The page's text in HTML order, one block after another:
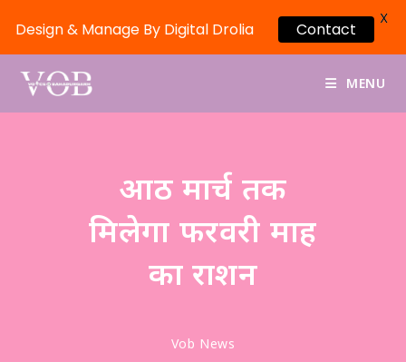
MENU
आठ मार्च तक
मिलेगा फरवरी माह
का राशन
Vob News
Design & Manage By Digital Drolia Contact X